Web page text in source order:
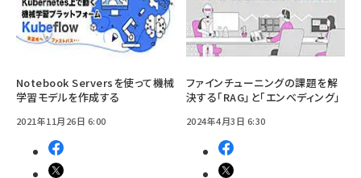
Notebook Serversを使って機械
学習モデルを作成する
2021年11月26日 6:00
ファインチューニングの課題を解
決する「RAG」と「エンべディング」
2024年4月3日 6:30